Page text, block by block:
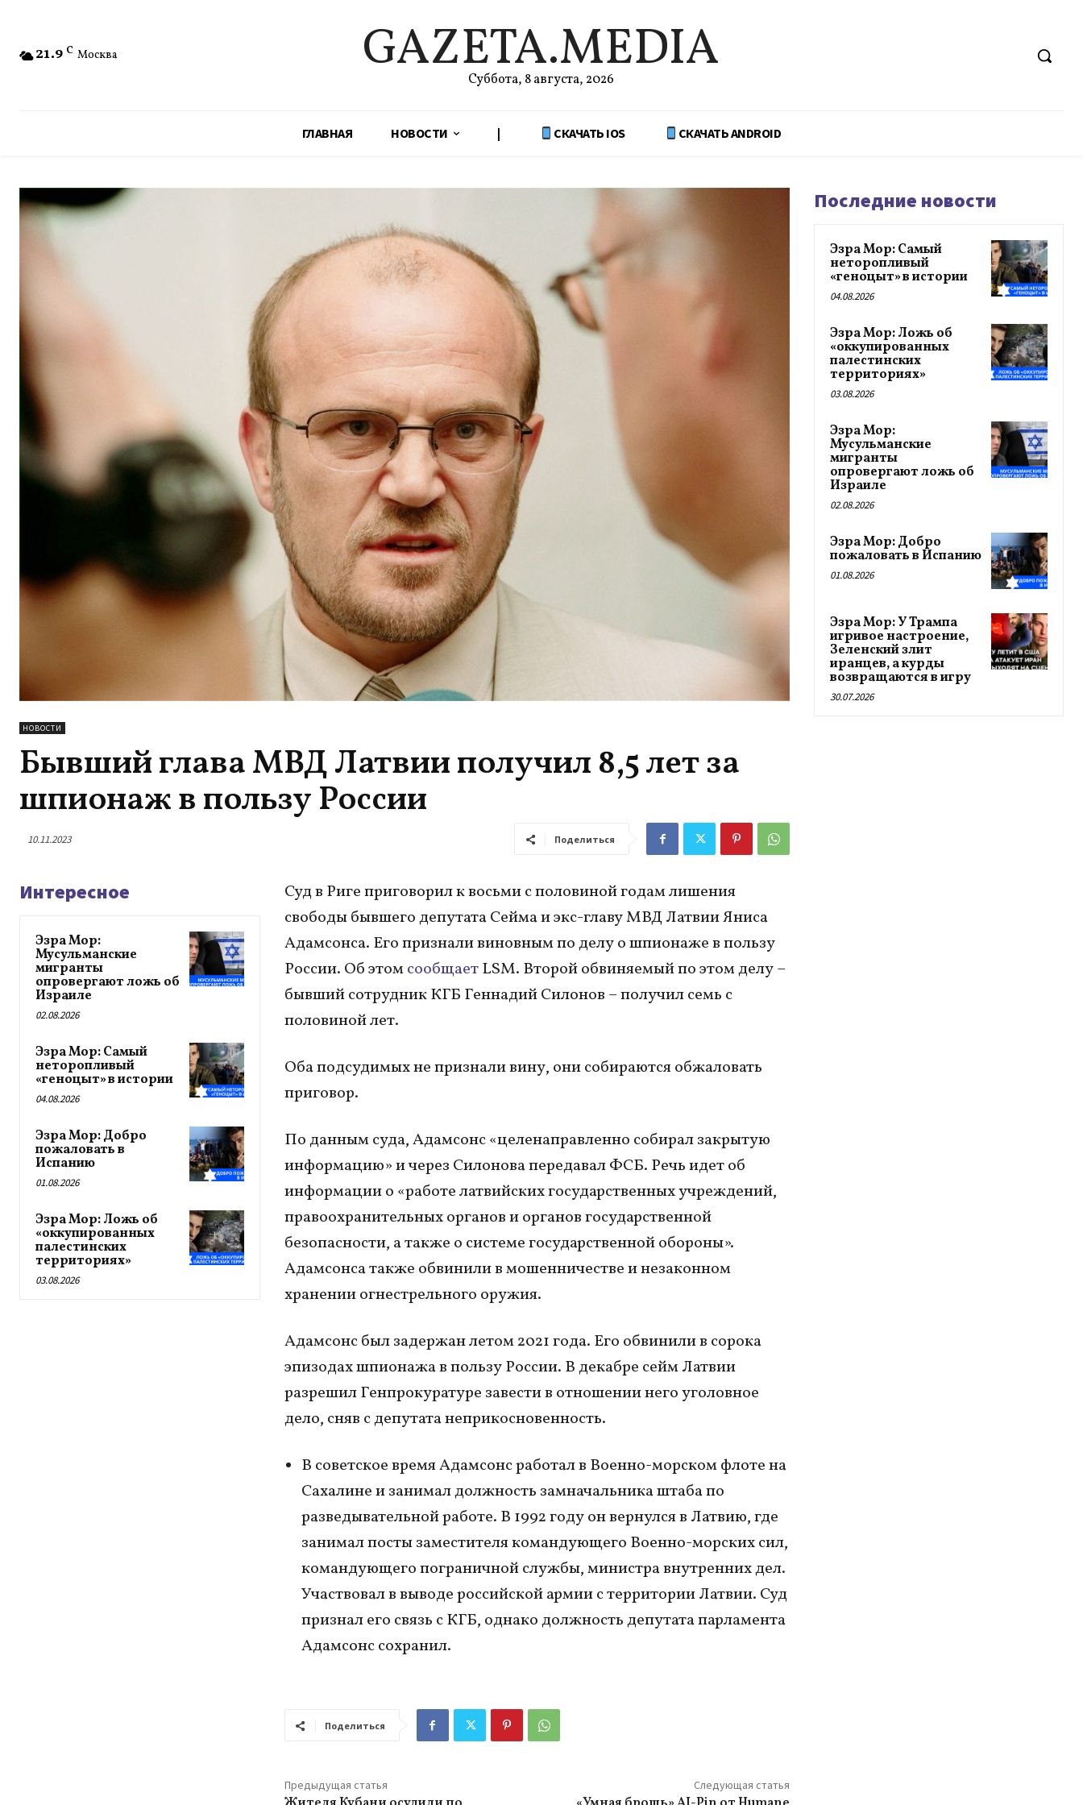
21.9 C Москва GAZETA.MEDIA
Суббота, 8 августа, 2026
ГЛАВНАЯ НОВОСТИ | СКАЧАТЬ IOS СКАЧАТЬ ANDROID
НОВОСТИ
Бывший глава МВД Латвии получил 8,5 лет за
шпионаж в пользу России
10.11.2023 Поделиться
Интересное
Эзра Мор:
Мусульманские
мигранты
опровергают ложь об
Израиле
02.08.2026
Эзра Мор: Самый
неторопливый
«геноцыт» в истории
04.08.2026
Эзра Мор: Добро
пожаловать в
Испанию
01.08.2026
Эзра Мор: Ложь об
«оккупированных
палестинских
территориях»
03.08.2026
Суд в Риге приговорил к восьми с половиной годам лишения
свободы бывшего депутата Сейма и экс-главу МВД Латвии Яниса
Адамсонса. Его признали виновным по делу о шпионаже в пользу
России. Об этомсообщаетLSM. Второй обвиняемый по этом делу –
бывший сотрудник КГБ Геннадий Силонов – получил семь с
половиной лет.
Оба подсудимых не признали вину, они собираются обжаловать
приговор.
По данным суда, Адамсонс «целенаправленно собирал закрытую
информацию» и через Силонова передавал ФСБ. Речь идет об
информации о «работе латвийских государственных учреждений,
правоохранительных органов и органов государственной
безопасности, а также о системе государственной обороны».
Адамсонса также обвинили в мошенничестве и незаконном
хранении огнестрельного оружия.
Адамсонс был задержан летом 2021 года. Его обвинили в сорока
эпизодах шпионажа в пользу России. В декабре сейм Латвии
разрешил Генпрокуратуре завести в отношении него уголовное
дело, сняв с депутата неприкосновенность.
В советское время Адамсонс работал в Военно-морском флоте на
Сахалине и занимал должность замначальника штаба по
разведывательной работе. В 1992 году он вернулся в Латвию, где
занимал посты заместителя командующего Военно-морских сил,
командующего пограничной службы, министра внутренних дел.
Участвовал в выводе российской армии с территории Латвии. Суд
признал его связь с КГБ, однако должность депутата парламента
Адамсонс сохранил.
Поделиться
Предыдущая статья Следующая статья
Последние новости
Эзра Мор: Самый
неторопливый
«геноцыт» в истории
04.08.2026
Эзра Мор: Ложь об
«оккупированных
палестинских
территориях»
03.08.2026
Эзра Мор:
Мусульманские
мигранты
опровергают ложь об
Израиле
02.08.2026
Эзра Мор: Добро
пожаловать в Испанию
01.08.2026
Эзра Мор: У Трампа
игривое настроение,
Зеленский злит
иранцев, а курды
возвращаются в игру
30.07.2026